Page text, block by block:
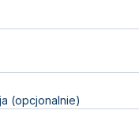
(opcjonalnie)